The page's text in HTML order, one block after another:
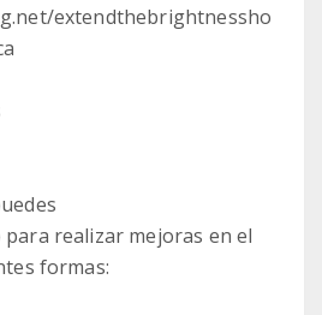
extendthebrightnessho
realizar mejoras en el
formas: